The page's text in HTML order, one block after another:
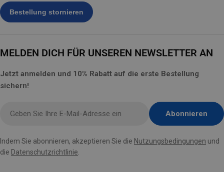
MELDEN DICH FÜR UNSEREN NEWSLETTER AN
Jetzt anmelden und 10% Rabatt auf die erste Bestellung
sichern!
Mail
eingeben
Abonnieren
Indem Sie abonnieren, akzeptieren Sie die Nutzungsbedingungen und
die Datenschutzrichtlinie